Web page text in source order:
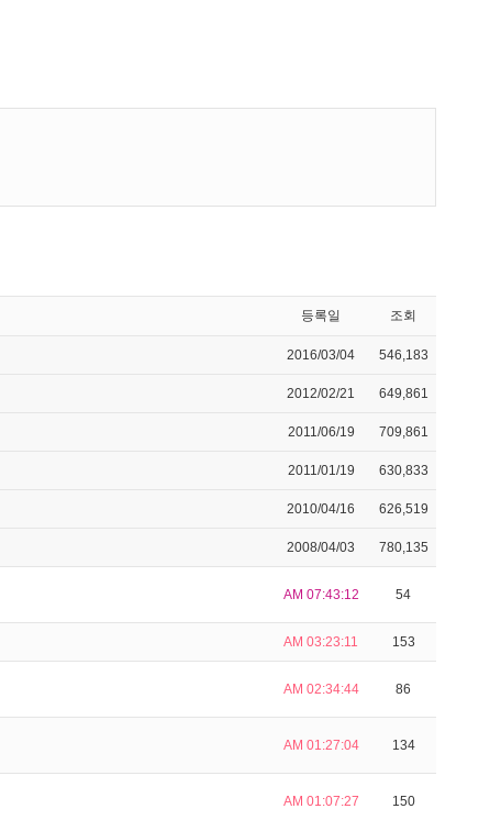
등록일 조회
2016/03/04 546,183
2012/02/21 649,861
2011/06/19 709,861
2011/01/19 630,833
2010/04/16 626,519
2008/04/03 780,135
AM 07:43:12 54
AM 03:23:11 153
AM 02:34:44 86
AM 01:27:04 134
AM 01:07:27 150